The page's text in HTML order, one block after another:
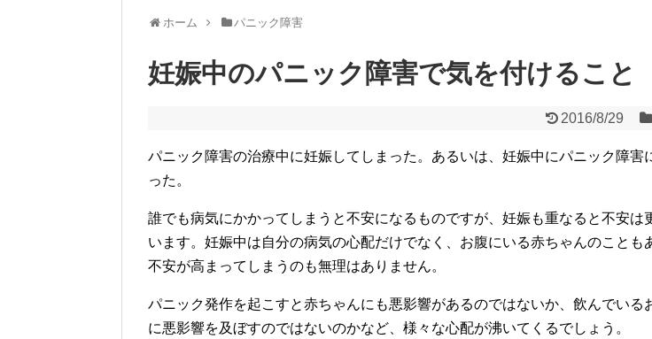
ホーム パニック障害
妊娠中のパニック障害で気を付けること
2016/8/29
パニック障害の治療中に妊娠してしまった。あるいは、妊娠中にパニック障害
った。
誰でも病気にかかってしまうと不安になるものですが、妊娠も重なると不安は
います。妊娠中は自分の病気の心配だけでなく、お腹にいる赤ちゃんのことも
不安が高まってしまうのも無理はありません。
パニック発作を起こすと赤ちゃんにも悪影響があるのではないか、飲んでいる
に悪影響を及ぼすのではないのかなど、様々な心配が沸いてくるでしょう。